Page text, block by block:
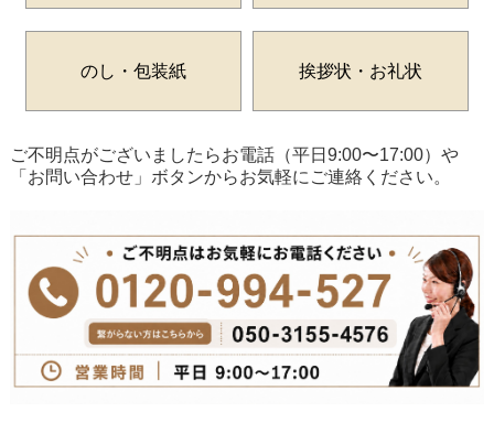
のし・包装紙 挨拶状・お礼状
ご不明点がございましたらお電話（平日9:00〜17:00）や
「お問い合わせ」ボタンからお気軽にご連絡ください。